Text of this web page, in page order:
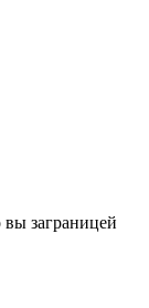
заграницей